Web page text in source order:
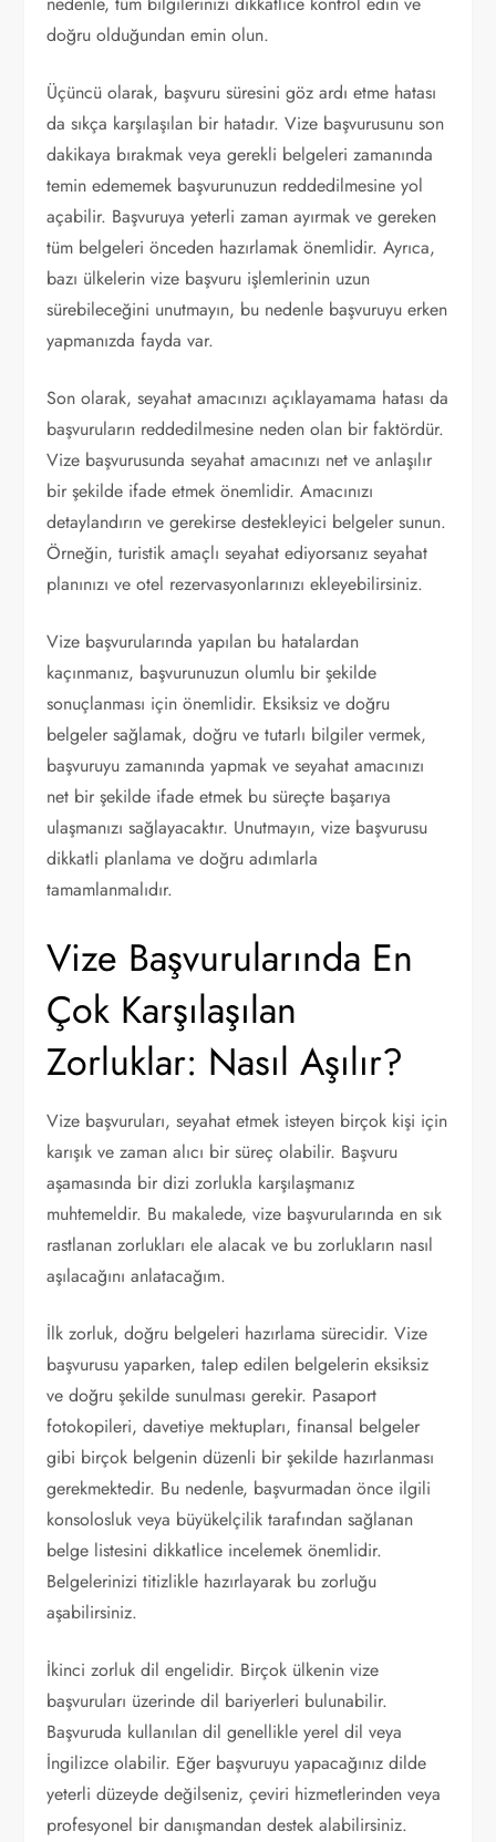
doğru olduğundan emin olun.
Üçüncü olarak, başvuru süresini göz ardı etme hatası
da sıkça karşılaşılan bir hatadır. Vize başvurusunu son
dakikaya bırakmak veya gerekli belgeleri zamanında
temin edememek başvurunuzun reddedilmesine yol
açabilir. Başvuruya yeterli zaman ayırmak ve gereken
tüm belgeleri önceden hazırlamak önemlidir. Ayrıca,
bazı ülkelerin vize başvuru işlemlerinin uzun
sürebileceğini unutmayın, bu nedenle başvuruyu erken
yapmanızda fayda var.
Son olarak, seyahat amacınızı açıklayamama hatası da
başvuruların reddedilmesine neden olan bir faktördür.
Vize başvurusunda seyahat amacınızı net ve anlaşılır
bir şekilde ifade etmek önemlidir. Amacınızı
detaylandırın ve gerekirse destekleyici belgeler sunun.
Örneğin, turistik amaçlı seyahat ediyorsanız seyahat
planınızı ve otel rezervasyonlarınızı ekleyebilirsiniz.
Vize başvurularında yapılan bu hatalardan
kaçınmanız, başvurunuzun olumlu bir şekilde
sonuçlanması için önemlidir. Eksiksiz ve doğru
belgeler sağlamak, doğru ve tutarlı bilgiler vermek,
başvuruyu zamanında yapmak ve seyahat amacınızı
net bir şekilde ifade etmek bu süreçte başarıya
ulaşmanızı sağlayacaktır. Unutmayın, vize başvurusu
dikkatli planlama ve doğru adımlarla
tamamlanmalıdır.
Vize Başvurularında En
Çok Karşılaşılan
Zorluklar: Nasıl Aşılır?
Vize başvuruları, seyahat etmek isteyen birçok kişi için
karışık ve zaman alıcı bir süreç olabilir. Başvuru
aşamasında bir dizi zorlukla karşılaşmanız
muhtemeldir. Bu makalede, vize başvurularında en sık
rastlanan zorlukları ele alacak ve bu zorlukların nasıl
aşılacağını anlatacağım.
İlk zorluk, doğru belgeleri hazırlama sürecidir. Vize
başvurusu yaparken, talep edilen belgelerin eksiksiz
ve doğru şekilde sunulması gerekir. Pasaport
fotokopileri, davetiye mektupları, finansal belgeler
gibi birçok belgenin düzenli bir şekilde hazırlanması
gerekmektedir. Bu nedenle, başvurmadan önce ilgili
konsolosluk veya büyükelçilik tarafından sağlanan
belge listesini dikkatlice incelemek önemlidir.
Belgelerinizi titizlikle hazırlayarak bu zorluğu
aşabilirsiniz.
İkinci zorluk dil engelidir. Birçok ülkenin vize
başvuruları üzerinde dil bariyerleri bulunabilir.
Başvuruda kullanılan dil genellikle yerel dil veya
İngilizce olabilir. Eğer başvuruyu yapacağınız dilde
yeterli düzeyde değilseniz, çeviri hizmetlerinden veya
profesyonel bir danışmandan destek alabilirsiniz.